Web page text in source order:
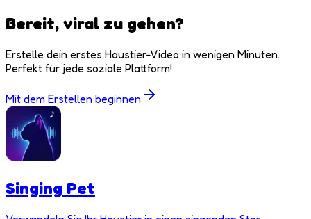
Bereit, viral zu gehen?
Erstelle dein erstes Haustier-Video in wenigen Minuten.
Perfekt für jede soziale Plattform!
Mit dem Erstellen beginnen
Singing Pet